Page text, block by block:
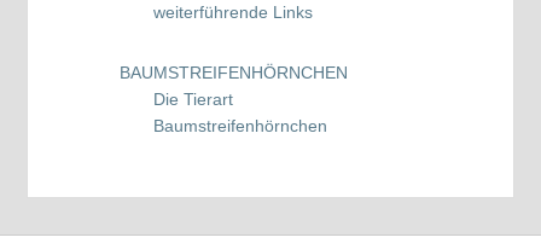
weiterführende Links
BAUMSTREIFENHÖRNCHEN
Die Tierart
Baumstreifenhörnchen